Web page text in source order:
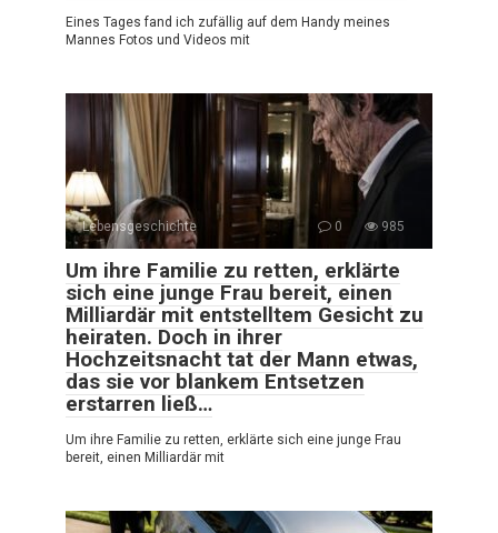
Eines Tages fand ich zufällig auf dem Handy meines
Mannes Fotos und Videos mit
Lebensgeschichte 0 985
Um ihre Familie zu retten, erklärte
sich eine junge Frau bereit, einen
Milliardär mit entstelltem Gesicht zu
heiraten. Doch in ihrer
Hochzeitsnacht tat der Mann etwas,
das sie vor blankem Entsetzen
erstarren ließ…
Um ihre Familie zu retten, erklärte sich eine junge Frau
bereit, einen Milliardär mit